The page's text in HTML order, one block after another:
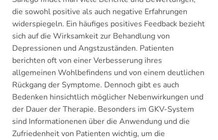
die sowohl positive als auch negative Erfahrungen
widerspiegeln. Ein häufiges positives Feedback bezieht
sich auf die Wirksamkeit zur Behandlung von
Depressionen und Angstzuständen. Patienten
berichten oft von einer Verbesserung ihres
allgemeinen Wohlbefindens und von einem deutlichen
Rückgang der Symptome. Dennoch gibt es auch
Bedenken hinsichtlich möglicher Nebenwirkungen und
der Dauer der Therapie. Besonders im GKV-System
sind Informationenen über die Anwendung und die
Zufriedenheit von Patienten wichtig, um die